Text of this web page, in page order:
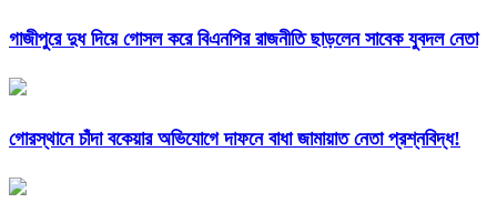
গাজীপুরে দুধ দিয়ে গোসল করে বিএনপির রাজনীতি ছাড়লেন সাবেক যুবদল নেতা
গোরস্থানে চাঁদা বকেয়ার অভিযোগে দাফনে বাধা জামায়াত নেতা প্রশ্নবিদ্ধ!